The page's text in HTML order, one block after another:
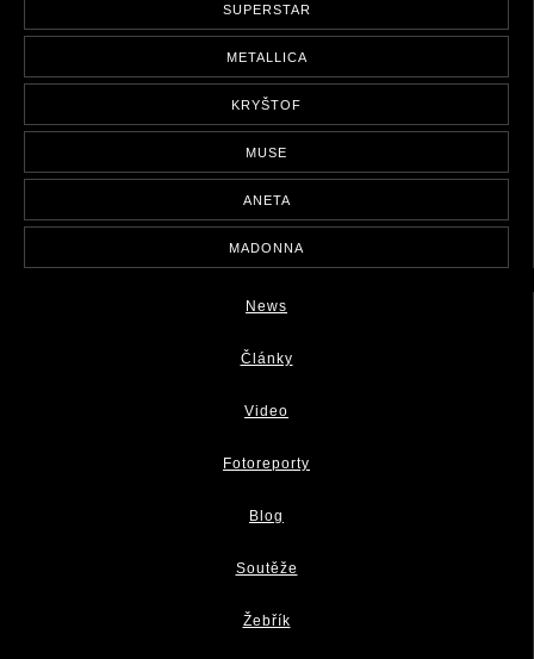
SUPERSTAR
METALLICA
KRYŠTOF
MUSE
ANETA
MADONNA
News
Články
Video
Fotoreporty
Blog
Soutěže
Žebřík